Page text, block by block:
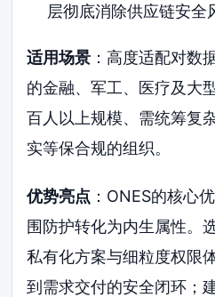
层彻底消除供应链安全
适用场景 ：高度适配对数
的金融、军工、医疗及大
百人以上规模、需统筹复
实等保合规的组织。
优势亮点 ：ONES的核心
围防护转化为内生属性。
私有化方案与细粒度权限
到需求交付的安全闭环；